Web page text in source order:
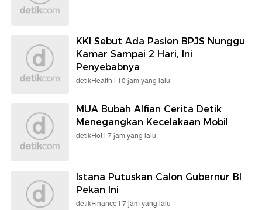
KKI Sebut Ada Pasien BPJS Nunggu
Kamar Sampai 2 Hari, Ini
Penyebabnya
detikHealth | 10 jam yang lalu
MUA Bubah Alfian Cerita Detik
Menegangkan Kecelakaan Mobil
detikHot | 7 jam yang lalu
Istana Putuskan Calon Gubernur BI
Pekan Ini
detikFinance | 7 jam yang lalu